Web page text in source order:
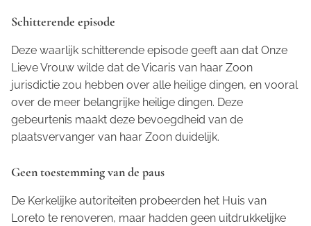
Schitterende episode
Deze waarlijk schitterende episode geeft aan dat Onze
Lieve Vrouw wilde dat de Vicaris van haar Zoon
jurisdictie zou hebben over alle heilige dingen, en vooral
over de meer belangrijke heilige dingen. Deze
gebeurtenis maakt deze bevoegdheid van de
plaatsvervanger van haar Zoon duidelijk.
Geen toestemming van de paus
De Kerkelijke autoriteiten probeerden het Huis van
Loreto te renoveren, maar hadden geen uitdrukkelijke